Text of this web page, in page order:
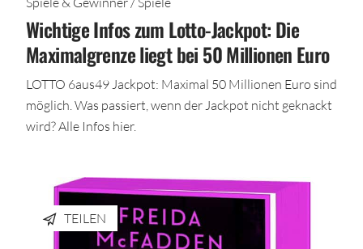
Wichtige Infos zum Lotto-Jackpot: Die
Maximalgrenze liegt bei 50 Millionen Euro
LOTTO 6aus49 Jackpot: Maximal 50 Millionen Euro sind
möglich. Was passiert, wenn der Jackpot nicht geknackt
wird? Alle Infos hier.
TEILEN